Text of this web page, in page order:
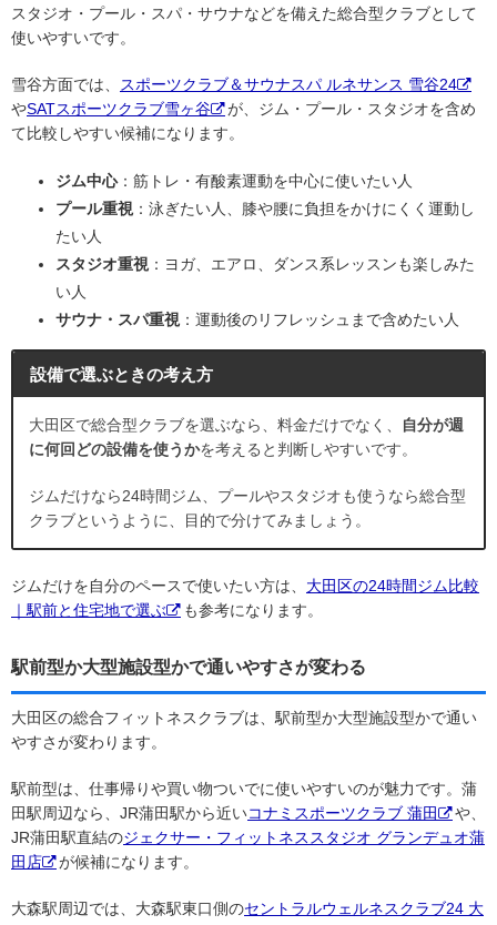
スタジオ・プール・スパ・サウナなどを備えた総合型クラブとして
使いやすいです。
雪谷方面では、
スポーツクラブ＆サウナスパ ルネサンス 雪谷24
やSATスポーツクラブ雪ヶ谷
が、ジム・プール・スタジオを含め
て比較しやすい候補になります。
ジム中心：筋トレ・有酸素運動を中心に使いたい人
プール重視 ：泳ぎたい人、膝や腰に負担をかけにくく運動し
たい人
スタジオ重視 ：ヨガ、エアロ、ダンス系レッスンも楽しみた
い人
サウナ・スパ重視 ：運動後のリフレッシュまで含めたい人
設備で選ぶときの考え方
大田区で総合型クラブを選ぶなら、料金だけでなく、
自分が週
に何回どの設備を使うかを考えると判断しやすいです。
ジムだけなら24時間ジム、プールやスタジオも使うなら総合型
クラブというように、目的で分けてみましょう。
ジムだけを自分のペースで使いたい方は、 大田区の24時間ジム比較
｜駅前と住宅地で選ぶ
も参考になります。
駅前型か大型施設型かで通いやすさが変わる
大田区の総合フィットネスクラブは、駅前型か大型施設型かで通い
やすさが変わります。
駅前型は、仕事帰りや買い物ついでに使いやすいのが魅力です。蒲
田駅周辺なら、JR蒲田駅から近いコナミスポーツクラブ 蒲田
や、
JR蒲田駅直結のジェクサー・フィットネススタジオ グランデュオ蒲
田店
が候補になります。
大森駅周辺では、大森駅東口側のセントラルウェルネスクラブ24 大